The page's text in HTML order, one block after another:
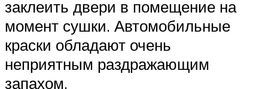
заклеить двери в помещение на
момент сушки. Автомобильные
краски обладают очень
неприятным раздражающим
запахом.